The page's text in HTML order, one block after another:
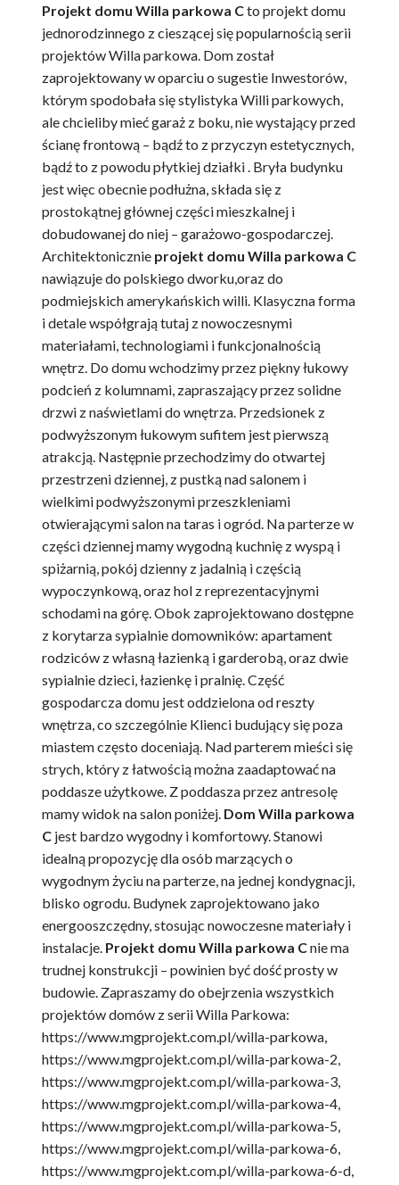
Projekt domu Willa parkowa Cto projekt domu
jednorodzinnego z cieszącej się popularnością serii
projektów Willa parkowa. Dom został
zaprojektowany w oparciu o sugestie Inwestorów,
którym spodobała się stylistyka Willi parkowych,
ale chcieliby mieć garaż z boku, nie wystający przed
ścianę frontową – bądź to z przyczyn estetycznych,
bądź to z powodu płytkiej działki . Bryła budynku
jest więc obecnie podłużna, składa się z
prostokątnej głównej części mieszkalnej i
dobudowanej do niej – garażowo-gospodarczej.
Architektonicznie projekt domu Willa parkowa C
nawiązuje do polskiego dworku,oraz do
podmiejskich amerykańskich willi. Klasyczna forma
i detale współgrają tutaj z nowoczesnymi
materiałami, technologiami i funkcjonalnością
wnętrz. Do domu wchodzimy przez piękny łukowy
podcień z kolumnami, zapraszający przez solidne
drzwi z naświetlami do wnętrza. Przedsionek z
podwyższonym łukowym sufitem jest pierwszą
atrakcją. Następnie przechodzimy do otwartej
przestrzeni dziennej, z pustką nad salonem i
wielkimi podwyższonymi przeszkleniami
otwierającymi salon na taras i ogród. Na parterze w
części dziennej mamy wygodną kuchnię z wyspą i
spiżarnią, pokój dzienny z jadalnią i częścią
wypoczynkową, oraz hol z reprezentacyjnymi
schodami na górę. Obok zaprojektowano dostępne
z korytarza sypialnie domowników: apartament
rodziców z własną łazienką i garderobą, oraz dwie
sypialnie dzieci, łazienkę i pralnię. Część
gospodarcza domu jest oddzielona od reszty
wnętrza, co szczególnie Klienci budujący się poza
miastem często doceniają. Nad parterem mieści się
strych, który z łatwością można zaadaptować na
poddasze użytkowe. Z poddasza przez antresolę
mamy widok na salon poniżej. Dom Willa parkowa
C jest bardzo wygodny i komfortowy. Stanowi
idealną propozycję dla osób marzących o
wygodnym życiu na parterze, na jednej kondygnacji,
blisko ogrodu. Budynek zaprojektowano jako
energooszczędny, stosując nowoczesne materiały i
instalacje. Projekt domu Willa parkowa Cnie ma
trudnej konstrukcji – powinien być dość prosty w
budowie. Zapraszamy do obejrzenia wszystkich
projektów domów z serii Willa Parkowa:
https://www.mgprojekt.com.pl/willa-parkowa,
https://www.mgprojekt.com.pl/willa-parkowa-2,
https://www.mgprojekt.com.pl/willa-parkowa-3,
https://www.mgprojekt.com.pl/willa-parkowa-4,
https://www.mgprojekt.com.pl/willa-parkowa-5,
https://www.mgprojekt.com.pl/willa-parkowa-6,
https://www.mgprojekt.com.pl/willa-parkowa-6-d,